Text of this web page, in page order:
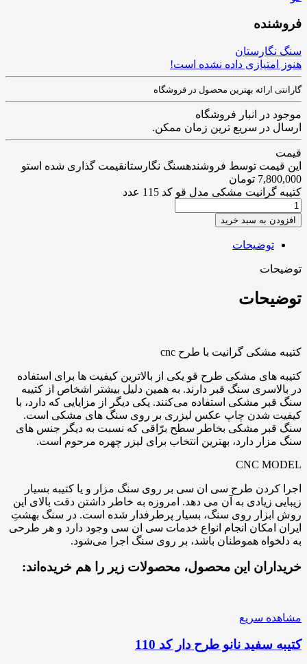
فروشنده
سنگ نگارستان
هنوز امتیازی داده نشده است!
گارانتی ارائه بهترین محصول در فروشگاه
موجود در انبار فروشگاه
ارسال در سریع ترین زمان ممکن.
قیمت
این قیمت توسط فروشندهسنگ نگارستانقیمت گذاری شده استو
7,800,000 تومان
کتیبه گرانیت مشکی مدل قو کد 115 عدد
افزودن به سبد خرید
توضیحات
توضیحات
توضیحات
کتیبه مشکی گرانیت با طرح cnc
کتیبه های مشکی طرح قو یکی از بالاترین کیفیت ها برای استفاده
در بالاسری سنگ قبر دارند. به همین دلیل بیشتر اشخاص از کتیبه
سنگ قبر مشکی استفاده می‌کنند. یکی دیگر از مزایایی که دارد، با
کیفیت شدن چاپ عکس لیزری بر روی سنگ های مشکی است.
سنگ قبر مشکی بخاطر سطح برّاقی که نسبت به دیگر جنس های
سنگ مزار دارد، بهترین انتخاب برای لیزر چهره مرحوم است.
CNC MODEL
اجرا کردن طرح سی ان سی بر روی سنگ مزار و یا کتیبه بسیار
زیبایی زیادی به آن می دهد. امروزه به خاطر داشتن دقت بالای این
روش ابزار روی سنگ، بسیار پرطرفدار شده است. در سنگ بهشتِ
ایران امکان انجام انواع خدمات سی ان سی وجود دارد و هر طرحی
به دلخواه هموطنان باشد، بر روی سنگ اجرا می‌شود.
خریداران این محصول، محصولات زیر را هم خریده‌اند:
مشاهده سریع
کتیبه سفید نانو طرح دار کد 110